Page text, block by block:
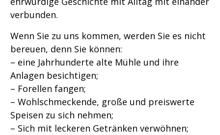
verbunden.
Wenn Sie zu uns kommen, werden Sie es nicht
bereuen, denn Sie können:
– eine Jahrhunderte alte Mühle und ihre
Anlagen besichtigen;
– Forellen fangen;
– Wohlschmeckende, große und preiswerte
Speisen zu sich nehmen;
– Sich mit leckeren Getränken verwöhnen;